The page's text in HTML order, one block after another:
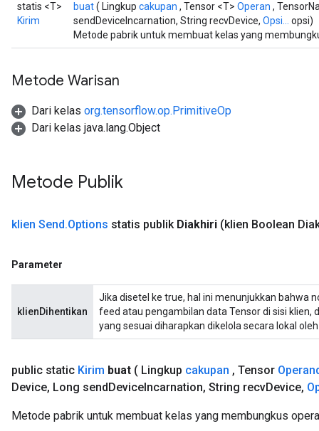
statis <T>
Kirim
buat( Lingkup cakupan , Tensor <T> Operan ,
sendDeviceIncarnation, String recvDevice, Opsi...
opsi)
Metode pabrik untuk membuat kelas yang
Metode Warisan
Dari kelas org.tensorflow.op.PrimitiveOp
Dari kelas java.lang.Object
Metode Publik
klien Send.Options statis publik Diakhiri (klien Boolean
Parameter
klienDihentikan
Jika disetel ke true, hal ini menunjukkan bahwa
feed atau pengambilan data Tensor di sisi
yang sesuai diharapkan dikelola secara lokal
public static Kirim buat ( Lingkup cakupan , Tensor
Device, Long sendDeviceIncarnation, String recvDevice,
Metode pabrik untuk membuat kelas yang membungkus